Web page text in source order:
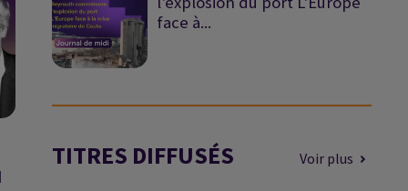
face à...
TITRES DIFFUSÉS Voir plus